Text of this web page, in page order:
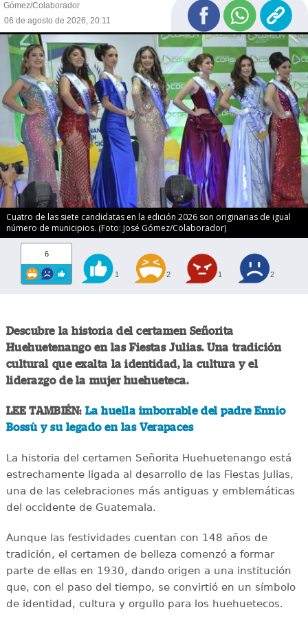
Gómez/Colaborador
06 de agosto de 2026, 20:11
Cuatro de las siete candidatas en la edición 2026 son originarias de igual
número de municipios. (Foto: José Gómez/Colaborador)
6
1 2 1 2
Descubre la historia del certamen Señorita
Huehuetenango en las Fiestas Julias. Una tradición
cultural que exalta la identidad, la cultura y el
liderazgo de la mujer huehueteca.
LEE TAMBIÉN: La huella imborrable del padre Ennio
Bossù y su legado en las Verapaces
La historia del certamen Señorita Huehuetenango está
estrechamente ligada al desarrollo de las Fiestas Julias,
una de las celebraciones más antiguas y emblemáticas
del occidente de Guatemala.
Aunque las festividades cuentan con 148 años de
tradición, el certamen de belleza comenzó a formar
parte de ellas en 1930, dando origen a una institución
que, con el paso del tiempo, se convirtió en un símbolo
de identidad, cultura y orgullo para los huehuetecos.